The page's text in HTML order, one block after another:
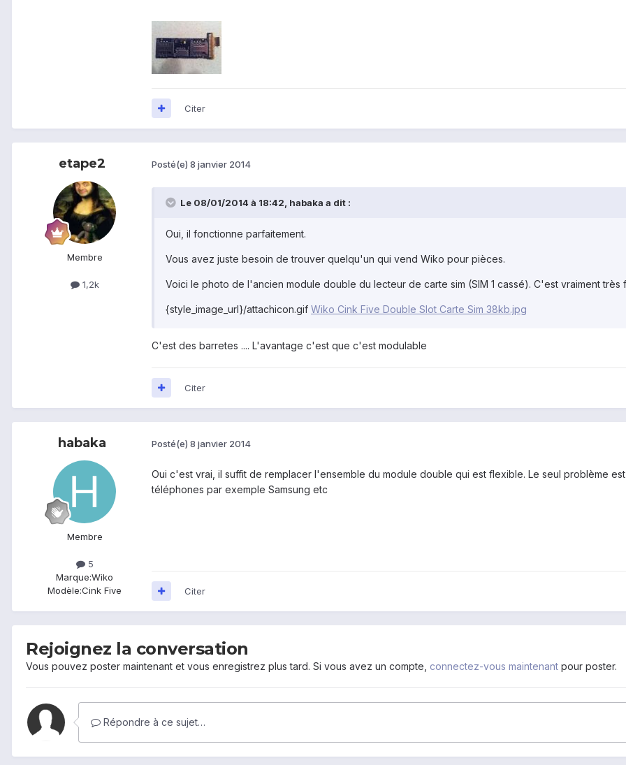
Citer
etape2
Membre
1,2k
Posté(e) 8 janvier 2014
Le 08/01/2014 à 18:42, habaka a dit :
Oui, il fonctionne parfaitement.
Vous avez juste besoin de trouver quelqu'un qui vend Wiko pour pièces.
Voici le photo de l'ancien module double du lecteur de carte sim (SIM 1 cassé). C'est vraiment très
{style_image_url}/attachicon.gif Wiko Cink Five Double Slot Carte Sim 38kb.jpg
C'est des barretes .... L'avantage c'est que c'est modulable
Citer
habaka
Membre
5
Marque:Wiko
Modèle:Cink Five
Posté(e) 8 janvier 2014
Oui c'est vrai il suffit de remplacer l'ensemble du module double qui est flexible. Le seul problème est
téléphones par exemple Samsung etc
Citer
Rejoignez la conversation
Vous pouvez poster maintenant et vous enregistrez plus tard. Si vous avez un compte, connectez-vous maintenant pour poster.
Répondre à ce sujet…